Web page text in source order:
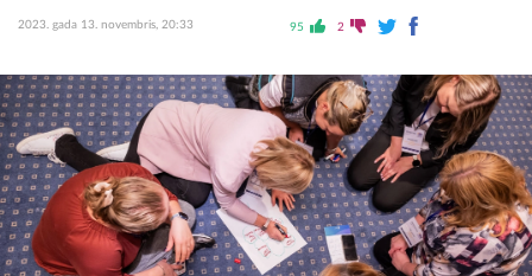
2023. gada 13. novembris, 20:33 95 2